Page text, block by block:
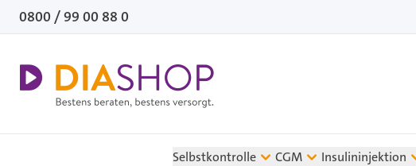
Direkt zum Inhalt
0800 / 99 00 88 0
Selbstkontrolle CGM Insulininjektion